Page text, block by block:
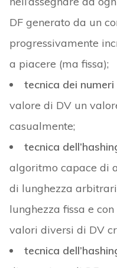
DF generato da un
progressivamente
a piacere (ma fissa);
tecnica dei numeri
valore di DV un
casualmente;
tecnica
algoritmo capace di
di lunghezza
lunghezza fissa e
valori diversi di DV
tecnica